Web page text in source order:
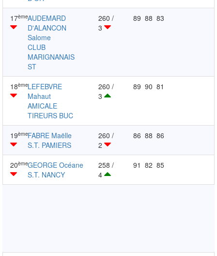
17èmeAUDEMARD
D'ALANCON
Salome
CLUB
MARIGNANAIS
ST
260 /
3
89 88 83
18èmeLEFEBVRE
Mahaut
AMICALE
TIREURS BUC
260 /
3
89 90 81
19èmeFABRE Maëlle
S.T. PAMIERS
260 /
2
86 88 86
20èmeGEORGE Océane
S.T. NANCY
258 /
4
91 82 85